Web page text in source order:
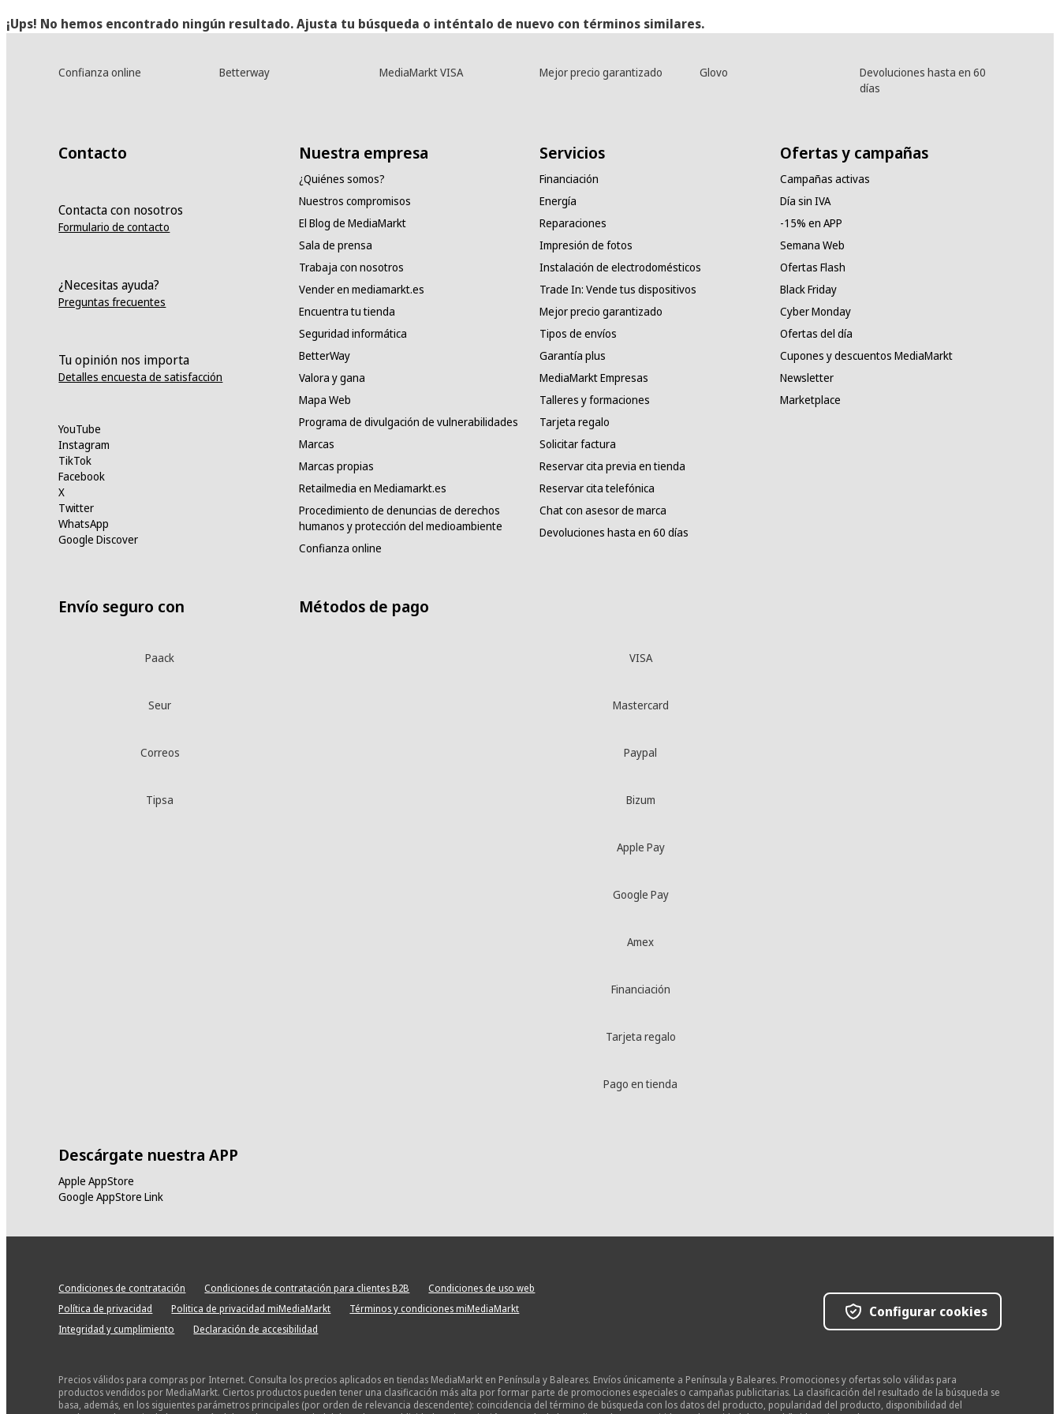
¡Ups! No hemos encontrado ningún resultado. Ajusta tu búsqueda o inténtalo de nuevo con términos similares.
Confianza online Betterway MediaMarkt VISA Mejor precio garantizado Glovo
Devoluciones hasta en 60
días
Contacto
Contacta con nosotros
Formulario de contacto
¿Necesitas ayuda?
Preguntas frecuentes
Tu opinión nos importa
Detalles encuesta de satisfacción
YouTube
Instagram
TikTok
Facebook
X
Twitter
WhatsApp
Google Discover
Nuestra empresa
¿Quiénes somos?
Nuestros compromisos
El Blog de MediaMarkt
Sala de prensa
Trabaja con nosotros
Vender en mediamarkt.es
Encuentra tu tienda
Seguridad informática
BetterWay
Valora y gana
Mapa Web
Programa de divulgación de vulnerabilidades
Marcas
Marcas propias
Retailmedia en Mediamarkt.es
Procedimiento de denuncias de derechos
humanos y protección del medioambiente
Confianza online
Servicios
Financiación
Energía
Reparaciones
Impresión de fotos
Instalación de electrodomésticos
Trade In: Vende tus dispositivos
Mejor precio garantizado
Tipos de envíos
Garantía plus
MediaMarkt Empresas
Talleres y formaciones
Tarjeta regalo
Solicitar factura
Reservar cita previa en tienda
Reservar cita telefónica
Chat con asesor de marca
Devoluciones hasta en 60 días
Ofertas y campañas
Campañas activas
Día sin IVA
-15% en APP
Semana Web
Ofertas Flash
Black Friday
Cyber Monday
Ofertas del día
Cupones y descuentos MediaMarkt
Newsletter
Marketplace
Envío seguro con
Paack
Seur
Correos
Tipsa
Métodos de pago
VISA
Mastercard
Paypal
Bizum
Apple Pay
Google Pay
Amex
Financiación
Tarjeta regalo
Pago en tienda
Descárgate nuestra APP
Apple AppStore
Google AppStore Link
Condiciones de contratación Condiciones de contratación para clientes B2B
Condiciones de uso web
Política de privacidad
Politica de privacidad miMediaMarkt
Términos y condiciones miMediaMarkt
Integridad y cumplimiento
Declaración de accesibilidad
Configurar cookies
Precios válidos para compras por Internet. Consulta los precios aplicados en tiendas MediaMarkt en Península y Baleares. Envíos únicamente a Península y Baleares. Promociones y ofertas solo válidas para
productos vendidos por MediaMarkt. Ciertos productos pueden tener una clasificación más alta por formar parte de promociones especiales o campañas publicitarias. La clasificación del resultado de la búsqueda se
basa, además, en los siguientes parámetros principales (por orden de relevancia descendente): coincidencia del término de búsqueda con los datos del producto, popularidad del producto, disponibilidad del